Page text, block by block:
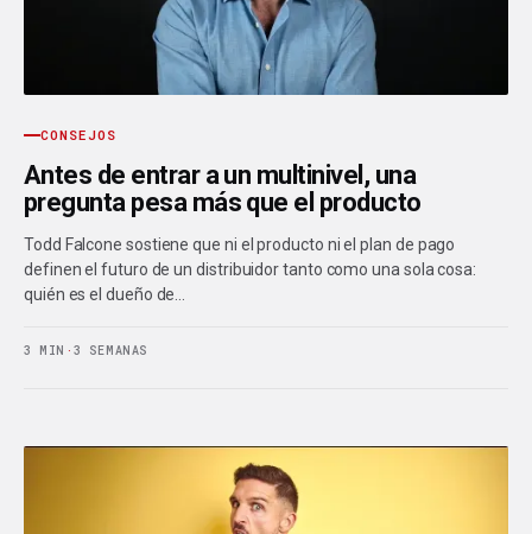
CONSEJOS
Antes de entrar a un multinivel, una
pregunta pesa más que el producto
Todd Falcone sostiene que ni el producto ni el plan de pago
definen el futuro de un distribuidor tanto como una sola cosa:
quién es el dueño de…
3 MIN · 3 SEMANAS